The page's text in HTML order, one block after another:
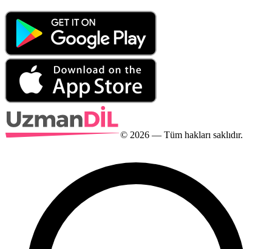
© 2026 — Tüm hakları saklıdır.